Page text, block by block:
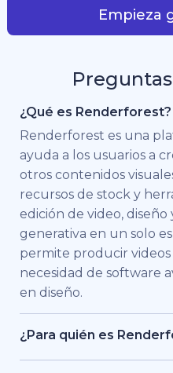
Empieza
¿Qué es Renderforest?
Renderforest es una
ayuda a los usuarios a
otros contenidos
recursos de stock y
edición de video, diseño
generativa en un solo
permite producir videos
necesidad de software
en diseño.
¿Para quién es
Renderforest está